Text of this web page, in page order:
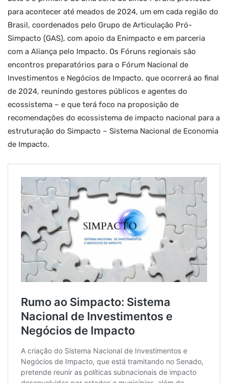
para acontecer até meados de 2024, um em cada região do
Brasil, coordenados pelo Grupo de Articulação Pró-
Simpacto (GAS), com apoio da Enimpacto e em parceria
com a Aliança pelo Impacto. Os Fóruns regionais são
encontros preparatórios para o Fórum Nacional de
Investimentos e Negócios de Impacto, que ocorrerá ao final
de 2024, reunindo gestores públicos e agentes do
ecossistema – e que terá foco na proposição de
recomendações do ecossistema de impacto nacional para a
estruturação do Simpacto – Sistema Nacional de Economia
de Impacto.